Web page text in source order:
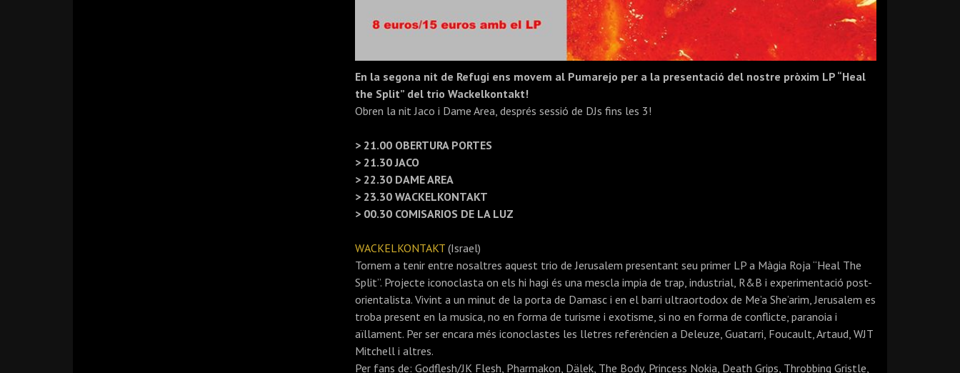
En la segona nit de Refugi ens movem al Pumarejo per a la presentació del nostre pròxim LP “Heal
the Split” del trio Wackelkontakt!
Obren la nit Jaco i Dame Area, després sessió de DJs fins les 3!
> 21.00 OBERTURA PORTES
> 21.30 JACO
> 22.30 DAME AREA
> 23.30 WACKELKONTAKT
> 00.30 COMISARIOS DE LA LUZ
WACKELKONTAKT (Israel)
Tornem a tenir entre nosaltres aquest trio de Jerusalem presentant seu primer LP a Màgia Roja “Heal The
Split”. Projecte iconoclasta on els hi hagi és una mescla impia de trap, industrial, R&B i experimentació post-
orientalista. Vivint a un minut de la porta de Damasc i en el barri ultraortodox de Me’a She’arim, Jerusalem es
troba present en la musica, no en forma de turisme i exotisme, si no en forma de conflicte, paranoia i
aïllament. Per ser encara més iconoclastes les lletres referèncien a Deleuze, Guatarri, Foucault, Artaud, WJT
Mitchell i altres.
Per fans de: Godflesh/JK Flesh, Pharmakon, Dälek, The Body, Princess Nokia, Death Grips, Throbbing Gristle,